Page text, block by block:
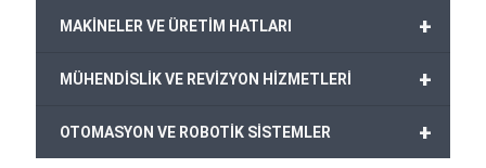
+
MAKİNELER VE ÜRETİM HATLARI
+
MÜHENDİSLİK VE REVİZYON HİZMETLERİ
+
OTOMASYON VE ROBOTİK SİSTEMLER